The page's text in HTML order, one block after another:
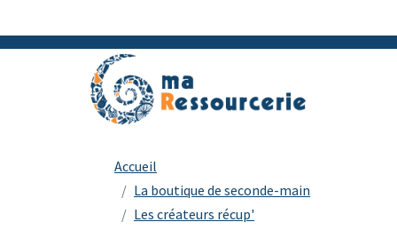
Accueil
La boutique de seconde-main
Les créateurs récup'